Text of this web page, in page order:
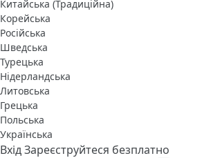
Китайська (Традиційна)
Корейська
Російська
Шведська
Турецька
Нідерландська
Литовська
Грецька
Польська
Українська
ВхідЗареєструйтеся безплатно